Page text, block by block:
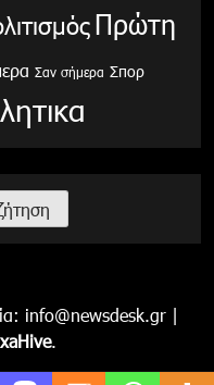
Πρώτη
Σαν σήμερα Σπορ
info@newsdesk.gr |
.